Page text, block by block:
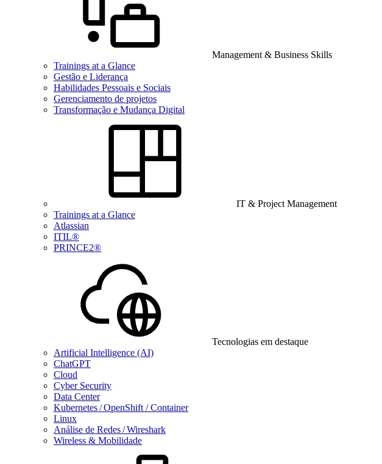
Management & Business Skills
Trainings at a Glance
Gestão e Liderança
Habilidades Pessoais e Sociais
Gerenciamento de projetos
Transformação e Mudança Digital
IT & Project Management
Trainings at a Glance
Atlassian
ITIL®
PRINCE2®
Tecnologias em destaque
Artificial Intelligence (AI)
ChatGPT
Cloud
Cyber Security
Data Center
Kubernetes / OpenShift / Container
Linux
Análise de Redes / Wireshark
Wireless & Mobilidade